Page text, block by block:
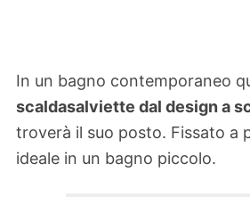
In un bagno contemporaneo
scaldasalviette dal design a
troverà il suo posto. Fissato a
ideale in un bagno piccolo.